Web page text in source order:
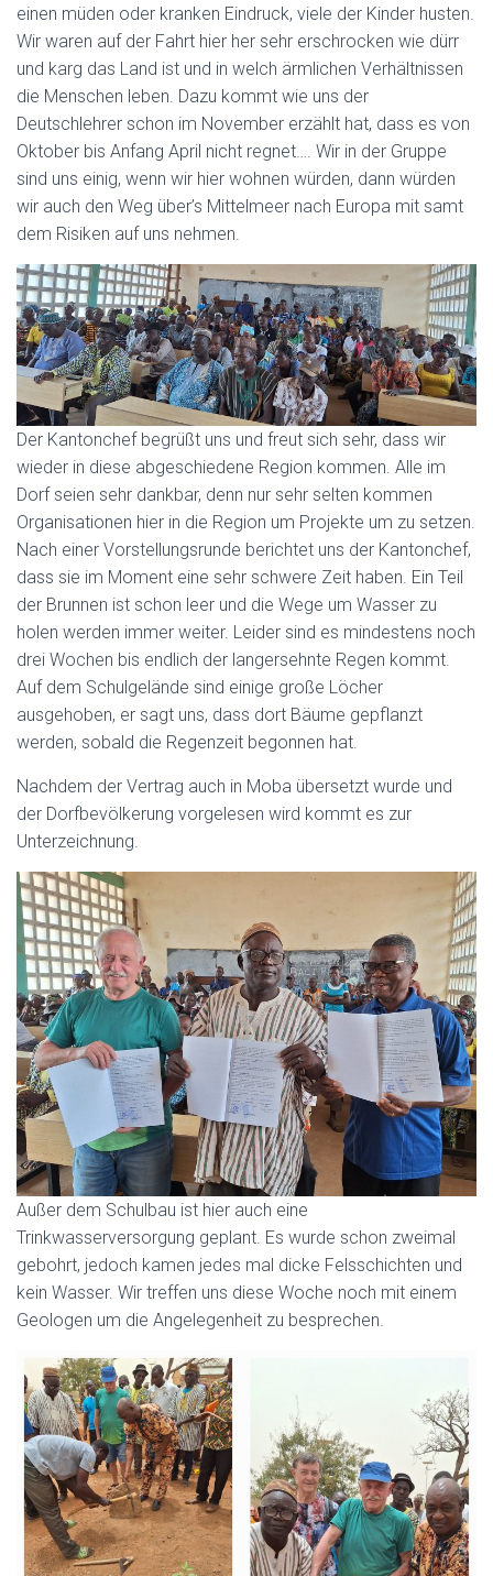
einen müden oder kranken Eindruck, viele der Kinder husten.
Wir waren auf der Fahrt hier her sehr erschrocken wie dürr
und karg das Land ist und in welch ärmlichen Verhältnissen
die Menschen leben. Dazu kommt wie uns der
Deutschlehrer schon im November erzählt hat, dass es von
Oktober bis Anfang April nicht regnet…. Wir in der Gruppe
sind uns einig, wenn wir hier wohnen würden, dann würden
wir auch den Weg über’s Mittelmeer nach Europa mit samt
dem Risiken auf uns nehmen.
Der Kantonchef begrüßt uns und freut sich sehr, dass wir
wieder in diese abgeschiedene Region kommen. Alle im
Dorf seien sehr dankbar, denn nur sehr selten kommen
Organisationen hier in die Region um Projekte um zu setzen.
Nach einer Vorstellungsrunde berichtet uns der Kantonchef,
dass sie im Moment eine sehr schwere Zeit haben. Ein Teil
der Brunnen ist schon leer und die Wege um Wasser zu
holen werden immer weiter. Leider sind es mindestens noch
drei Wochen bis endlich der langersehnte Regen kommt.
Auf dem Schulgelände sind einige große Löcher
ausgehoben, er sagt uns, dass dort Bäume gepflanzt
werden, sobald die Regenzeit begonnen hat.
Nachdem der Vertrag auch in Moba übersetzt wurde und
der Dorfbevölkerung vorgelesen wird kommt es zur
Unterzeichnung.
Außer dem Schulbau ist hier auch eine
Trinkwasserversorgung geplant. Es wurde schon zweimal
gebohrt, jedoch kamen jedes mal dicke Felsschichten und
kein Wasser. Wir treffen uns diese Woche noch mit einem
Geologen um die Angelegenheit zu besprechen.